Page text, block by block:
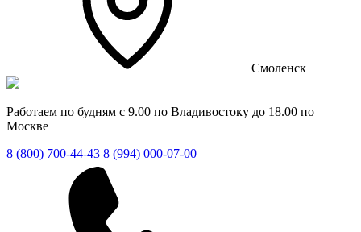
Смоленск
Работаем по будням с 9.00 по Владивостоку до 18.00 по
Москве
8 (800) 700-44-43 8 (994) 000-07-00